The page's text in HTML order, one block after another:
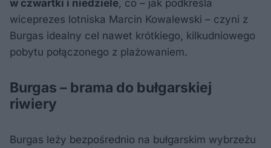
w czwartki i niedziele , co – jak podkreśla
wiceprezes lotniska Marcin Kowalewski – czyni z
Burgas idealny cel nawet krótkiego, kilkudniowego
pobytu połączonego z plażowaniem.
Burgas – brama do bułgarskiej
riwiery
Burgas leży bezpośrednio na bułgarskim wybrzeżu